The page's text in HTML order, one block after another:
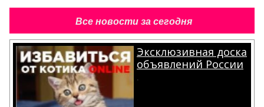
Все новости за сегодня
Эксклюзивная доска
объявлений России
.